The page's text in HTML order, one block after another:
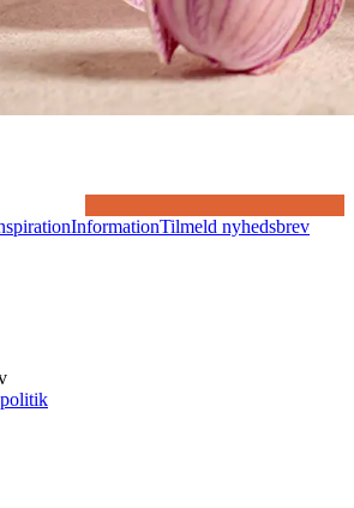
InformationTilmeld nyhedsbrev